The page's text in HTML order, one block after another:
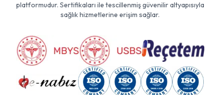
platformudur. Sertifikaları ile tescillenmiş güvenilir altyapısıyla
sağlık hizmetlerine erişim sağlar.